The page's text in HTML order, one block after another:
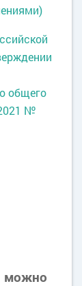
общего
№
можно